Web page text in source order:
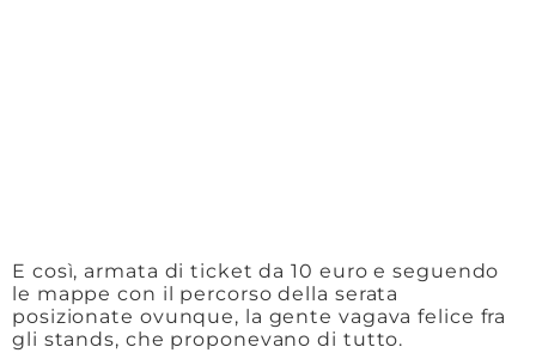
E così, armata di ticket da 10 euro e seguendo
le mappe con il percorso della serata
posizionate ovunque, la gente vagava felice fra
gli stands, che proponevano di tutto.